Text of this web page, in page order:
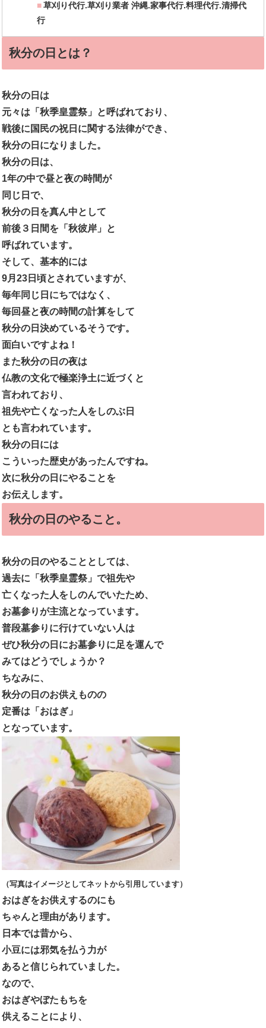
草刈り代行.草刈り業者 沖縄.家事代行.料理代行.清掃代
行
秋分の日とは？
秋分の日は
元々は「秋季皇霊祭」と呼ばれており、
戦後に国民の祝日に関する法律ができ、
秋分の日になりました。
秋分の日は、
1年の中で昼と夜の時間が
同じ日で、
秋分の日を真ん中として
前後３日間を「秋彼岸」と
呼ばれています。
そして、基本的には
9月 23 日頃とされていますが、
毎年同じ日にちではなく、
毎回昼と夜の時間の計算をして
秋分の日決めているそうです。
面白いですよね！
また秋分の日の夜は
仏教の文化で極楽浄土に近づくと
言われており、
祖先や亡くなった人をしのぶ日
とも言われています。
秋分の日には
こういった歴史があったんですね。
次に秋分の日にやることを
お伝えします。
秋分の日のやること。
秋分の日のやることとしては、
過去に「秋季皇霊祭」で祖先や
亡くなった人をしのんでいたため、
お墓参りが主流となっています。
普段墓参りに行けていない人は
ぜひ秋分の日にお墓参りに足を運んで
みてはどうでしょうか？
ちなみに、
秋分の日のお供えものの
定番は「おはぎ」
となっています。
（写真はイメージとしてネットから引用しています）
おはぎをお供えするのにも
ちゃんと理由があります。
日本では昔から、
小豆には邪気を払う力が
あると信じられていました。
なので、
おはぎやぼたもちを
供えることにより、